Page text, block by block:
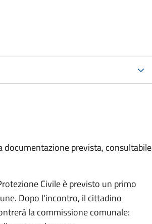
prevista, consultabile
Civile è previsto un primo
Dopo l'incontro, il cittadino
la commissione comunale: